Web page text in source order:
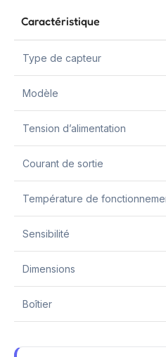
Caractéristique
Type de capteur
Modèle
Tension d’alimentation
Courant de sortie
Température de
Sensibilité
Dimensions
Boîtier